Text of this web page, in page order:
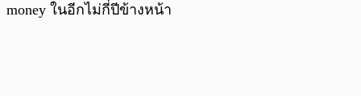
money ในอีกไม่กี่ปีข้างหน้า